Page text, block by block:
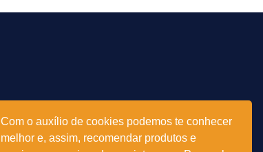
Com o auxílio de cookies podemos te conhecer
melhor e, assim, recomendar produtos e